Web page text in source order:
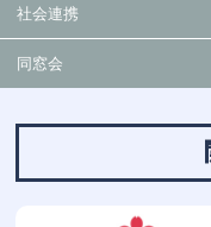
社会連携
同窓会